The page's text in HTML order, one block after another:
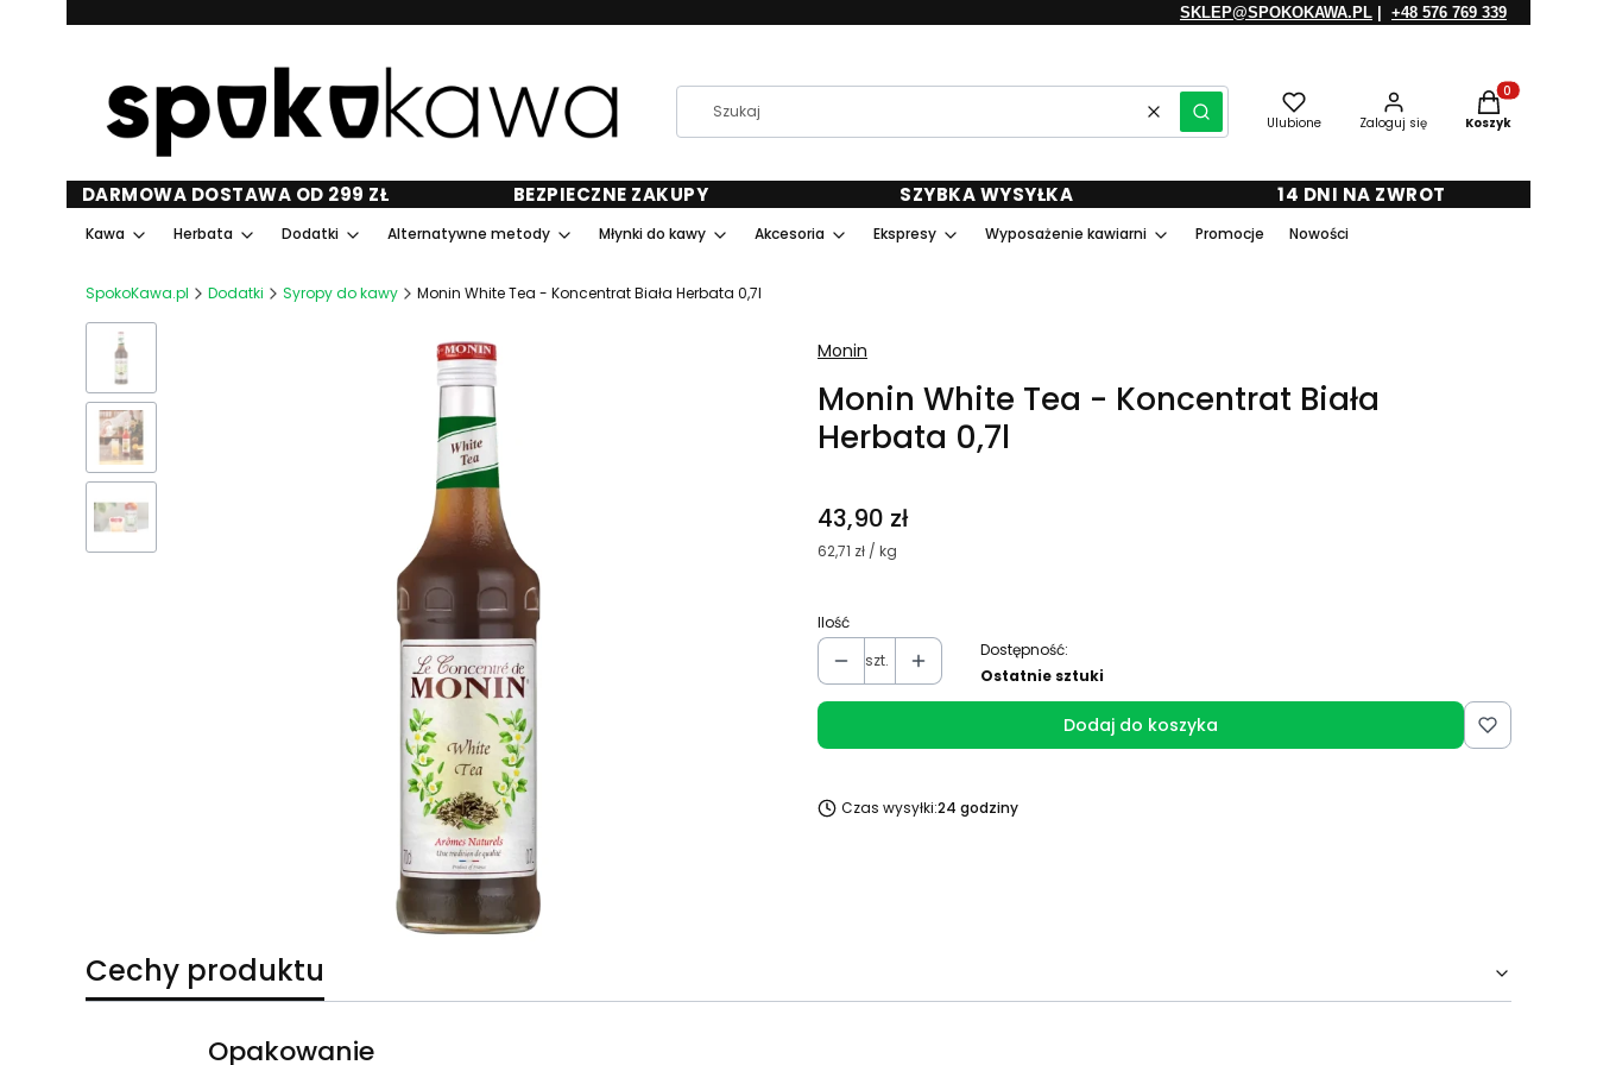
SKLEP@SPOKOKAWA.PL +48 576 769 339
WyczyśćSzukaj Ulubione Zaloguj się
Produkty w
Koszyk
DARMOWA DOSTAWA OD 299 ZŁ BEZPIECZNE ZAKUPY SZYBKA WYSYŁKA 14 DNI NA ZWROT
Kawa Herbata Dodatki Alternatywne metody Młynki do kawy Akcesoria Ekspresy Wyposażenie kawiarni Promocje Nowości
SpokoKawa.pl Dodatki Syropy do kawy Monin White Tea - Koncentrat Biała Herbata 0,7l
Monin
Monin White Tea - Koncentrat Biała
Herbata 0,7l
Cena
43,90 zł
62,71 zł / kg
Ilość
szt.
Dostępność:
Ostatnie sztuki
Dodaj do koszyka
Czas wysyłki:24 godziny
Cechy produktu
Opakowanie